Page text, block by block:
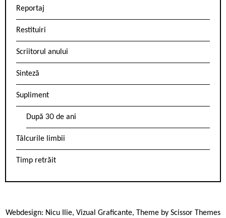
Reportaj
Restituiri
Scriitorul anului
Sinteză
Supliment
După 30 de ani
Tâlcurile limbii
Timp retrăit
Webdesign: Nicu Ilie, Vizual Graficante, Theme by Scissor Themes